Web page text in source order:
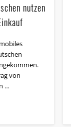
nutzen
von
…